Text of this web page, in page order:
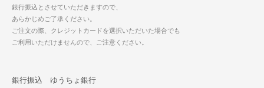
銀行振込とさせていただきますので、
あらかじめご了承ください。
ご注文の際、クレジットカードを選択いただいた場合でも
ご利用いただけませんので、ご注意ください。
銀行振込 ゆうちょ銀行